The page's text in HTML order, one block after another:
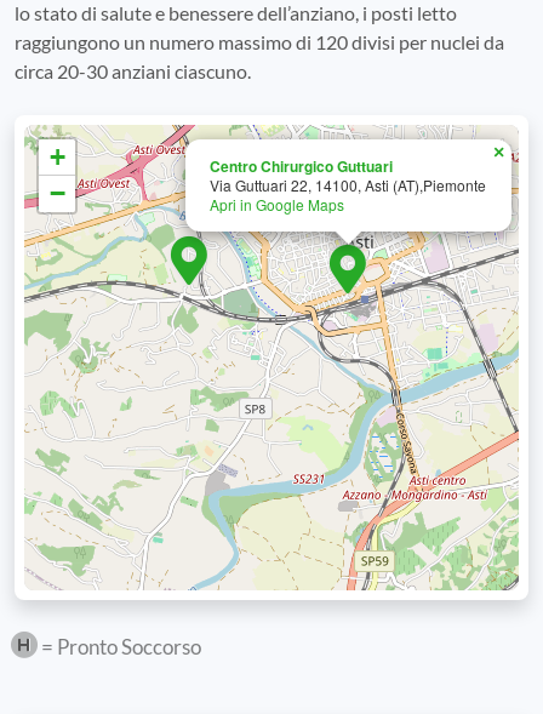
lo stato di salute e benessere dell’anziano, i posti letto
raggiungono un numero massimo di 120 divisi per nuclei da
circa 20-30 anziani ciascuno.
Centro Chirurgico Guttuari
Via Guttuari 22, 14100, Asti (AT),Piemonte
Apri in Google Maps
×
+
−
= Pronto Soccorso